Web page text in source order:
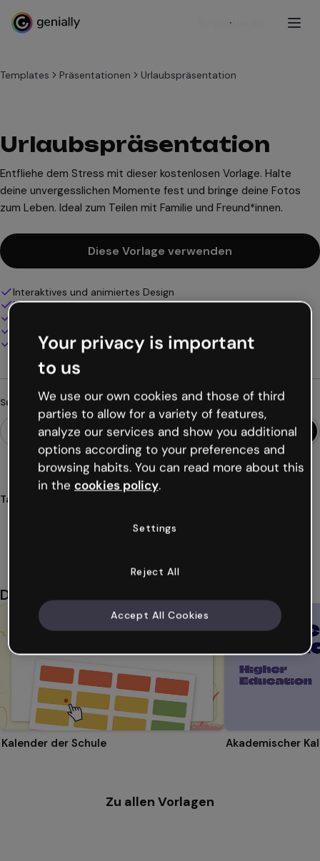
Registrieren
Templates Präsentationen Urlaubspräsentation
Urlaubspräsentation
Entfliehe dem Stress mit dieser kostenlosen Vorlage. Halte
deine unvergesslichen Momente fest und bringe deine Fotos
zum Leben. Ideal zum Teilen mit Familie und Freund*innen.
Diese Vorlage verwenden
Interaktives und animiertes Design
100% anpassbar
Als PDF, MP4 und andere Formate herunterladen
Suchst du etwas anderes?
Tags
Mehr anzeigen (24)
Das könnte dir auch gefallen
Kalender der Schule
Zu allen Vorlagen
Your privacy is important
to us
We use our own cookies and those of third
parties to allow for a variety of features,
analyze our services and show you additional
options according to your preferences and
browsing habits. You can read more about this
in the cookies policy.
Settings
Reject All
Accept All Cookies